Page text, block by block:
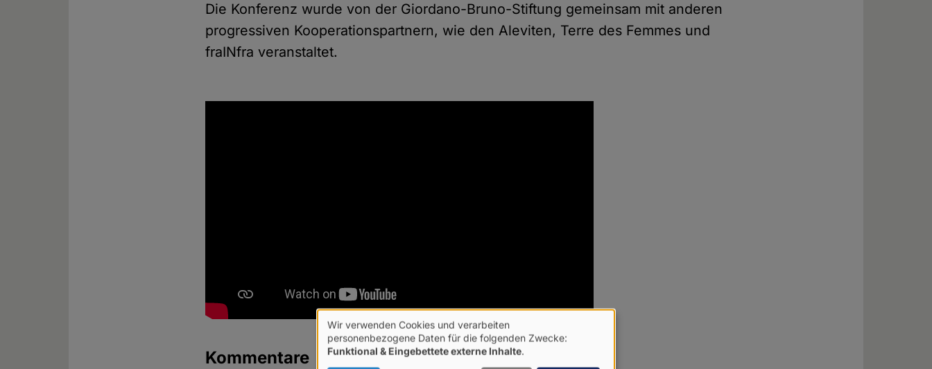
Die Konferenz wurde von der Giordano-Bruno-Stiftung gemeinsam mit anderen
progressiven Kooperationspartnern, wie den Aleviten, Terre des Femmes und
fraINfra veranstaltet.
Kommentare
Verwendung
von
Wir verwenden Cookies und verarbeiten
personenbezogene Daten für die folgenden Zwecke:
Funktional & Eingebettete externe Inhalte.